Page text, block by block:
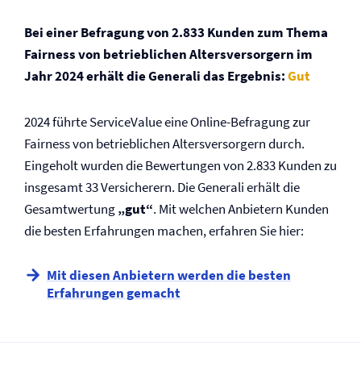
Bei einer Befragung von 2.833 Kunden zum Thema
Fairness von betrieblichen Altersversorgern im
Jahr 2024 erhält die Generali das Ergebnis:Gut
2024 führte ServiceValue eine Online-Befragung zur
Fairness von betrieblichen Altersversorgern durch.
Eingeholt wurden die Bewertungen von 2.833 Kunden zu
insgesamt 33 Versicherern. Die Generali erhält die
Gesamtwertung„gut“. Mit welchen Anbietern Kunden
die besten Erfahrungen machen, erfahren Sie hier:
Mit diesen Anbietern werden die besten
Erfahrungen gemacht